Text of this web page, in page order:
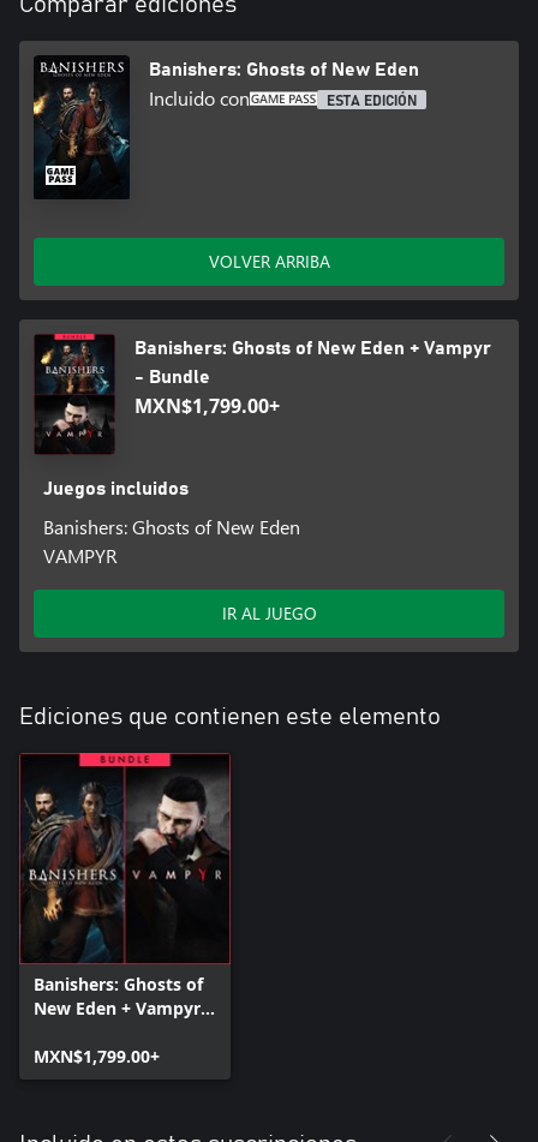
Banishers: Ghosts of New Eden
Incluido con ESTA EDICIÓN
VOLVER ARRIBA
Banishers: Ghosts of New Eden + Vampyr
- Bundle
MXN$1,799.00+
Juegos incluidos
Banishers: Ghosts of New Eden
VAMPYR
IR AL JUEGO
Ediciones que contienen este elemento
Banishers: Ghosts of
New Eden + Vampyr -
MXN$1,799.00+